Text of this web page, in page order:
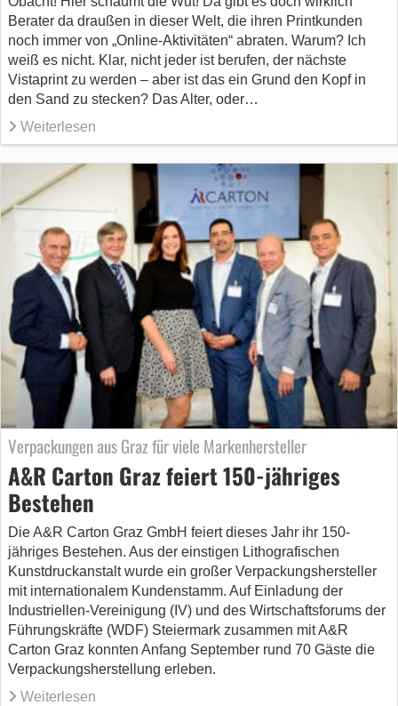
Berater da draußen in dieser Welt, die ihren Printkunden
noch immer von „Online-Aktivitäten“ abraten. Warum? Ich
weiß es nicht. Klar, nicht jeder ist berufen, der nächste
Vistaprint zu werden – aber ist das ein Grund den Kopf in
den Sand zu stecken? Das Alter, oder…
Weiterlesen
Verpackungen aus Graz für viele Markenhersteller
A&R Carton Graz feiert 150-jähriges
Bestehen
Die A&R Carton Graz GmbH feiert dieses Jahr ihr 150-
jähriges Bestehen. Aus der einstigen Lithografischen
Kunstdruckanstalt wurde ein großer Verpackungshersteller
mit internationalem Kundenstamm. Auf Einladung der
Industriellen-Vereinigung (IV) und des Wirtschaftsforums der
Führungskräfte (WDF) Steiermark zusammen mit A&R
Carton Graz konnten Anfang September rund 70 Gäste die
Verpackungsherstellung erleben.
Weiterlesen